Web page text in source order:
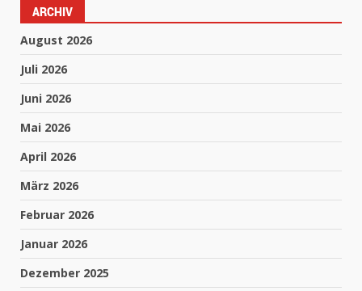
ARCHIV
August 2026
Juli 2026
Juni 2026
Mai 2026
April 2026
März 2026
Februar 2026
Januar 2026
Dezember 2025